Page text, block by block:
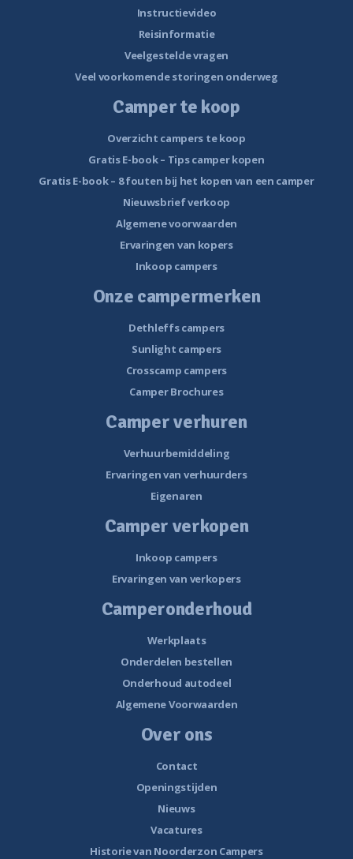
Instructievideo
Reisinformatie
Veelgestelde vragen
Veel voorkomende storingen onderweg
Camper te koop
Overzicht campers te koop
Gratis E-book – Tips camper kopen
Gratis E-book – 8 fouten bij het kopen van een camper
Nieuwsbrief verkoop
Algemene voorwaarden
Ervaringen van kopers
Inkoop campers
Onze campermerken
Dethleffs campers
Sunlight campers
Crosscamp campers
Camper Brochures
Camper verhuren
Verhuurbemiddeling
Ervaringen van verhuurders
Eigenaren
Camper verkopen
Inkoop campers
Ervaringen van verkopers
Camperonderhoud
Werkplaats
Onderdelen bestellen
Onderhoud autodeel
Algemene Voorwaarden
Over ons
Contact
Openingstijden
Nieuws
Vacatures
Historie van Noorderzon Campers